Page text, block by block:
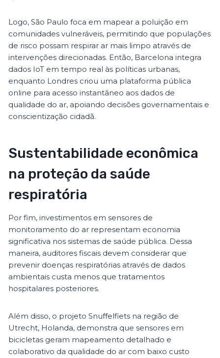
Logo, São Paulo foca em mapear a poluição em
comunidades vulneráveis, permitindo que populações
de risco possam respirar ar mais limpo através de
intervenções direcionadas. Então, Barcelona integra
dados IoT em tempo real às políticas urbanas,
enquanto Londres criou uma plataforma pública
online para acesso instantâneo aos dados de
qualidade do ar, apoiando decisões governamentais e
conscientização cidadã.
Sustentabilidade econômica
na proteção da saúde
respiratória
Por fim, investimentos em sensores de
monitoramento do ar representam economia
significativa nos sistemas de saúde pública. Dessa
maneira, auditores fiscais devem considerar que
prevenir doenças respiratórias através de dados
ambientais custa menos que tratamentos
hospitalares posteriores.
Além disso, o projeto Snuffelfiets na região de
Utrecht, Holanda, demonstra que sensores em
bicicletas geram mapeamento detalhado e
colaborativo da qualidade do ar com baixo custo